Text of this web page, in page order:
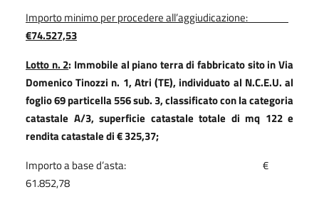
Importo minimo per procedere all’aggiudicazione:
€74.527,53
Lotto n. 2: Immobile al piano terra di fabbricato sito in Via
Domenico Tinozzi n. 1, Atri (TE), individuato al N.C.E.U. al
foglio 69 particella 556 sub. 3, classificato con la categoria
catastale A/3, superficie catastale totale di mq 122 e
rendita catastale di € 325,37;
Importo a base d’asta:
€
61.852,78